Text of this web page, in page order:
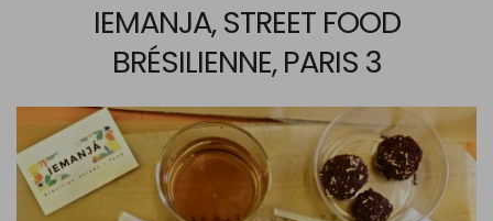
WEEK-ENDS
BALADES À PARIS
LIFESTYLE
CULTURE
IEMANJA, STREET FOOD
BRÉSILIENNE, PARIS 3